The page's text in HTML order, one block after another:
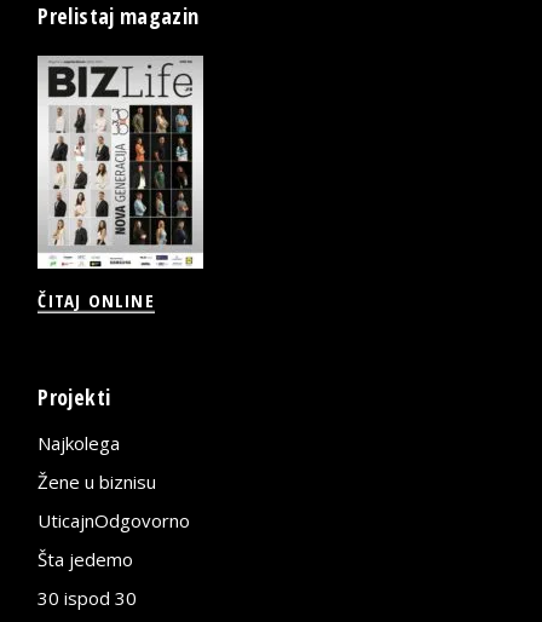
Prelistaj magazin
ČITAJ ONLINE
Projekti
Najkolega
Žene u biznisu
UticajnOdgovorno
Šta jedemo
30 ispod 30